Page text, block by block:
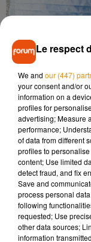
Le respect
We and our (447)
your consent and/or
information on a
profiles for
advertising; Measure
performance;
of data from different
profiles to
content; Use limited
detect fraud, and fix
Save and
process personal
following
requested; Use
other data sources;
information